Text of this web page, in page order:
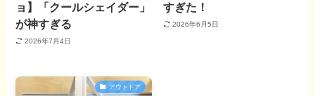
ョ】「クールシェイダー」
が神すぎる
2026年7月4日
すぎた！
2026年6月5日
アウトドア